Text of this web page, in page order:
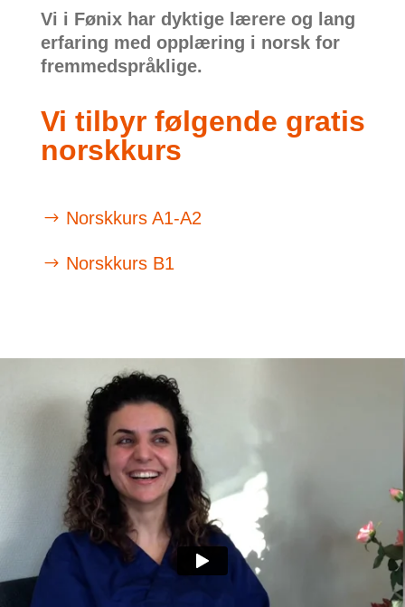
Vi i Fønix har dyktige lærere og lang
erfaring med opplæring i norsk for
fremmedspråklige.
Vi tilbyr følgende gratis
norskkurs
Norskkurs A1-A2
Norskkurs B1